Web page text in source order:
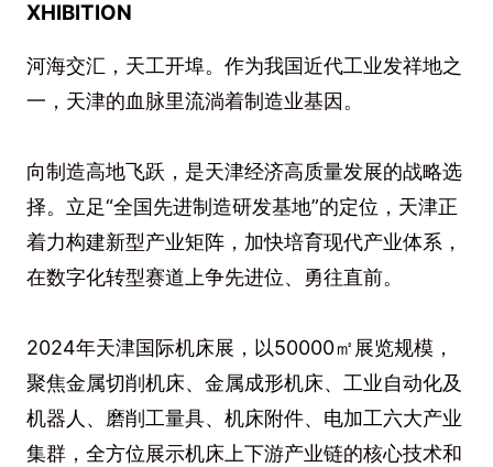
XHIBITION
河海交汇，天工开埠。作为我国近代工业发祥地之
一，天津的血脉里流淌着制造业基因。
向制造高地飞跃，是天津经济高质量发展的战略选
择。立足“全国先进制造研发基地”的定位，天津正
着力构建新型产业矩阵，加快培育现代产业体系，
在数字化转型赛道上争先进位、勇往直前。
2024年天津国际机床展，以50000㎡展览规模，
聚焦金属切削机床、金属成形机床、工业自动化及
机器人、磨削工量具、机床附件、电加工六大产业
集群，全方位展示机床上下游产业链的核心技术和